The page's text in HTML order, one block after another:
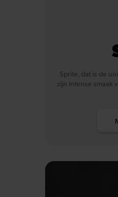
Sprite, dat is de
zijn intense smaak